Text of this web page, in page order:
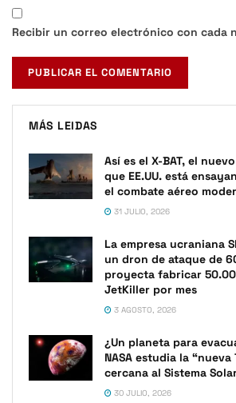
Recibir un correo electrónico con cada
MÁS LEIDAS
Así es el X-BAT, el
que EE.UU. está
el combate aéreo
31 JULIO, 2026
La empresa ucraniana
un dron de ataque de
proyecta fabricar
JetKiller por mes
3 AGOSTO, 2026
¿Un planeta para
NASA estudia la “nueva
cercana al Sistema
30 JULIO, 2026